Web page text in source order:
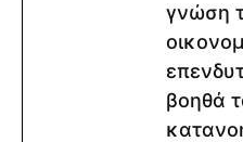
γνώση
βοηθά